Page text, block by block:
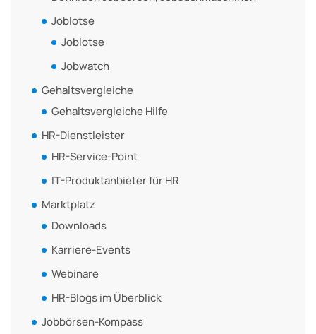
Joblotse
Joblotse
Jobwatch
Gehaltsvergleiche
Gehaltsvergleiche Hilfe
HR-Dienstleister
HR-Service-Point
IT-Produktanbieter für HR
Marktplatz
Downloads
Karriere-Events
Webinare
HR-Blogs im Überblick
Jobbörsen-Kompass